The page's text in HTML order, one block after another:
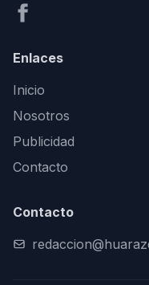
Enlaces
Inicio
Nosotros
Publicidad
Contacto
Contacto